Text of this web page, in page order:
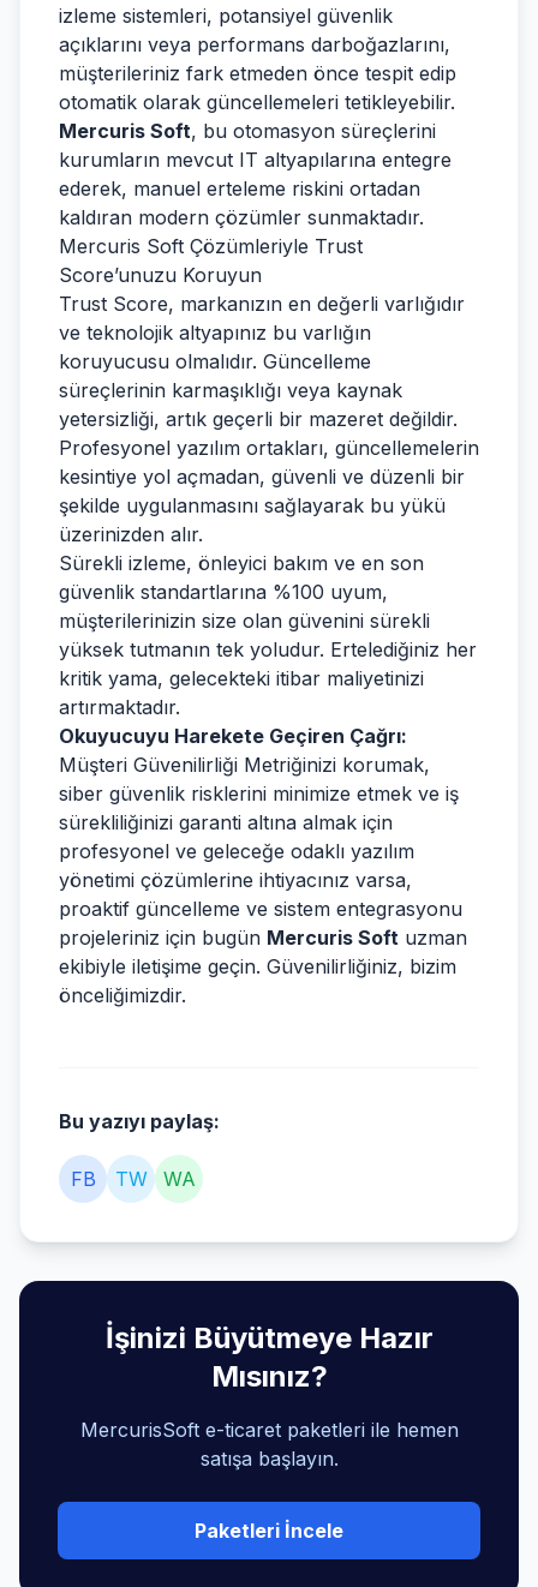
izleme sistemleri, potansiyel güvenlik
açıklarını veya performans darboğazlarını,
müşterileriniz fark etmeden önce tespit edip
otomatik olarak güncellemeleri tetikleyebilir.
Mercuris Soft, bu otomasyon süreçlerini
kurumların mevcut IT altyapılarına entegre
ederek, manuel erteleme riskini ortadan
kaldıran modern çözümler sunmaktadır.
Mercuris Soft Çözümleriyle Trust
Score’unuzu Koruyun
Trust Score, markanızın en değerli varlığıdır
ve teknolojik altyapınız bu varlığın
koruyucusu olmalıdır. Güncelleme
süreçlerinin karmaşıklığı veya kaynak
yetersizliği, artık geçerli bir mazeret değildir.
Profesyonel yazılım ortakları, güncellemelerin
kesintiye yol açmadan, güvenli ve düzenli bir
şekilde uygulanmasını sağlayarak bu yükü
üzerinizden alır.
Sürekli izleme, önleyici bakım ve en son
güvenlik standartlarına %100 uyum,
müşterilerinizin size olan güvenini sürekli
yüksek tutmanın tek yoludur. Ertelediğiniz her
kritik yama, gelecekteki itibar maliyetinizi
artırmaktadır.
Okuyucuyu Harekete Geçiren Çağrı:
Müşteri Güvenilirliği Metriğinizi korumak,
siber güvenlik risklerini minimize etmek ve iş
sürekliliğinizi garanti altına almak için
profesyonel ve geleceğe odaklı yazılım
yönetimi çözümlerine ihtiyacınız varsa,
proaktif güncelleme ve sistem entegrasyonu
projeleriniz için bugün Mercuris Soft uzman
ekibiyle iletişime geçin. Güvenilirliğiniz, bizim
önceliğimizdir.
Bu yazıyı paylaş:
FB TW WA
İşinizi Büyütmeye Hazır
Mısınız?
MercurisSoft e-ticaret paketleri ile hemen
satışa başlayın.
Paketleri İncele